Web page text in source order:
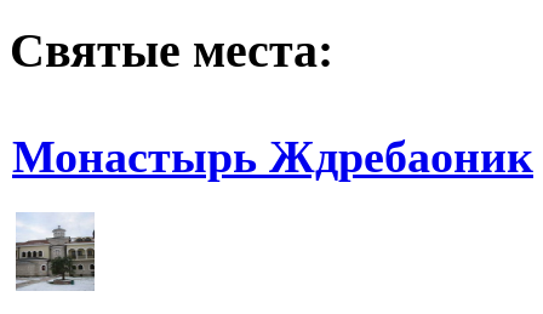
Святые места:
Монастырь Ждребаоник